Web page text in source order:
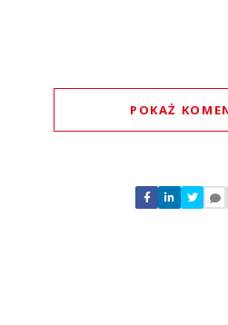
POKAŻ
Nie znaleziono
Zostaw swoje